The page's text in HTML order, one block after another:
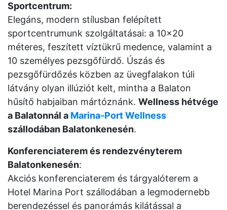
Sportcentrum:
Elegáns, modern stílusban felépített
sportcentrumunk szolgáltatásai: a 10x20
méteres, feszített víztükrű medence, valamint a
10 személyes pezsgőfürdő. Úszás és
pezsgőfürdőzés közben az üvegfalakon túli
látvány olyan illúziót kelt, mintha a Balaton
hűsítő habjaiban mártóznánk. Wellness hétvége
a Balatonnál a Marina-Port Wellness
szállodában Balatonkenesén.
Konferenciaterem és rendezvényterem
Balatonkenesén:
Akciós konferenciaterem és tárgyalóterem a
Hotel Marina Port szállodában a legmodernebb
berendezéssel és panorámás kilátással a